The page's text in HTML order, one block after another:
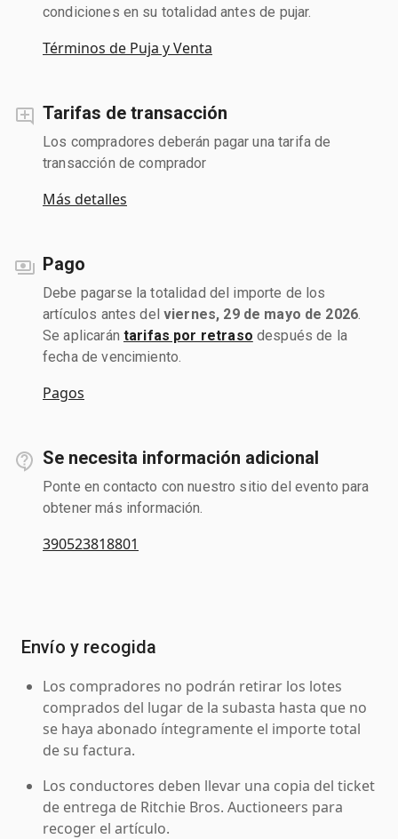
condiciones en su totalidad antes de pujar.
Términos de Puja y Venta
Tarifas de transacción
Los compradores deberán pagar una tarifa de
transacción de comprador
Más detalles
Pago
Debe pagarse la totalidad del importe de los
artículos antes del viernes, 29 de mayo de 2026
Se aplicarán tarifas por retraso después de la
fecha de vencimiento.
Pagos
Se necesita información adicional
Ponte en contacto con nuestro sitio del evento para
obtener más información.
390523818801
Envío y recogida
Los compradores no podrán retirar los lotes
comprados del lugar de la subasta hasta que no
se haya abonado íntegramente el importe total
de su factura.
Los conductores deben llevar una copia del ticket
de entrega de Ritchie Bros. Auctioneers para
recoger el artículo.